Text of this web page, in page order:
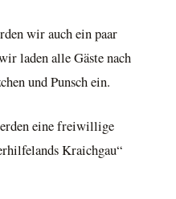
wir auch ein paar
laden alle Gäste nach
und Punsch ein.
eine freiwillige
Kraichgau“